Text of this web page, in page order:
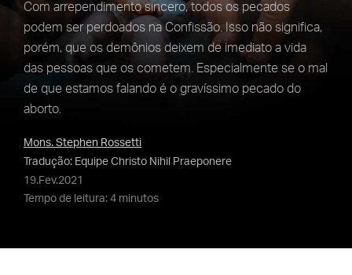
Com arrependimento sincero, todos os pecados
podem ser perdoados na Confissão. Isso não significa,
porém, que os demônios deixem de imediato a vida
das pessoas que os cometem. Especialmente se o mal
de que estamos falando é o gravíssimo pecado do
aborto.
Mons. Stephen Rossetti
Tradução: Equipe Christo Nihil Praeponere
19.Fev.2021
Tempo de leitura: 4 minutos